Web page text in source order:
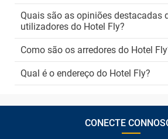
Quais são as opiniões destacadas
utilizadores do Hotel Fly?
Como são os arredores do Hotel
Qual é o endereço do Hotel Fly?
CONECTE